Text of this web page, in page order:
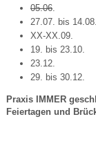
05.06.
27.07. bis 14.08.
XX-XX.09.
19. bis 23.10.
23.12.
29. bis 30.12.
Praxis IMMER
Feiertagen und